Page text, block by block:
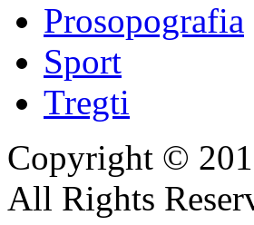
Prosopografia
Sport
Tregti
Copyright ©
All Rights